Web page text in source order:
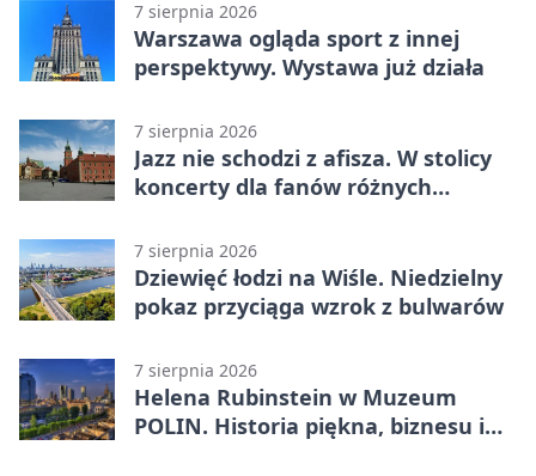
7 sierpnia 2026
Warszawa ogląda sport z innej
perspektywy. Wystawa już działa
7 sierpnia 2026
Jazz nie schodzi z afisza. W stolicy
koncerty dla fanów różnych
7 sierpnia 2026
Dziewięć łodzi na Wiśle. Niedzielny
pokaz przyciąga wzrok z bulwarów
7 sierpnia 2026
Helena Rubinstein w Muzeum
POLIN. Historia piękna, biznesu i